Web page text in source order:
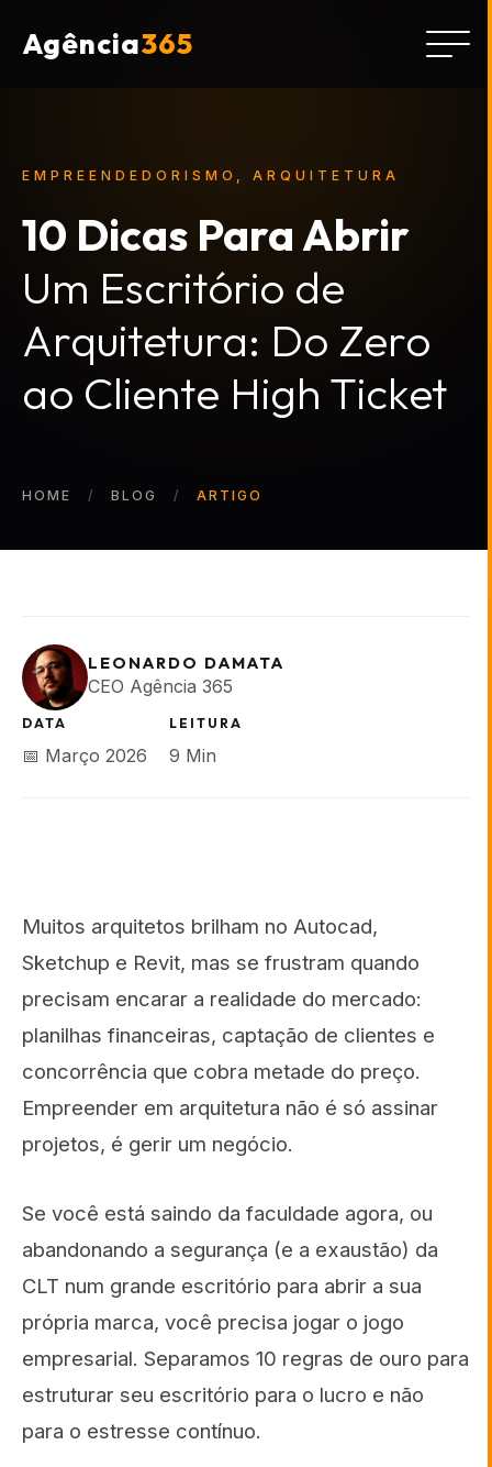
Agência365
EMPREENDEDORISMO, ARQUITETURA
10 Dicas Para Abrir
Um Escritório de
Arquitetura: Do Zero
ao Cliente High Ticket
HOME BLOG ARTIGO
LEONARDO DAMATA
CEO Agência 365
DATA
📅 Março 2026
LEITURA
9 Min
Muitos arquitetos brilham no Autocad,
Sketchup e Revit, mas se frustram quando
precisam encarar a realidade do mercado:
planilhas financeiras, captação de clientes e
concorrência que cobra metade do preço.
Empreender em arquitetura não é só assinar
projetos, é gerir um negócio.
Se você está saindo da faculdade agora, ou
abandonando a segurança (e a exaustão) da
CLT num grande escritório para abrir a sua
própria marca, você precisa jogar o jogo
empresarial. Separamos 10 regras de ouro para
estruturar seu escritório para o lucro e não
para o estresse contínuo.